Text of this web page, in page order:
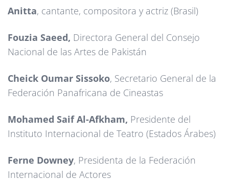
Anitta, cantante, compositora y actriz (Brasil)
Fouzia Saeed, Directora General del Consejo
Nacional de las Artes de Pakistán
Cheick Oumar Sissoko, Secretario General de la
Federación Panafricana de Cineastas
Mohamed Saif Al-Afkham, Presidente del
Instituto Internacional de Teatro (Estados Árabes)
Ferne Downey, Presidenta de la Federación
Internacional de Actores